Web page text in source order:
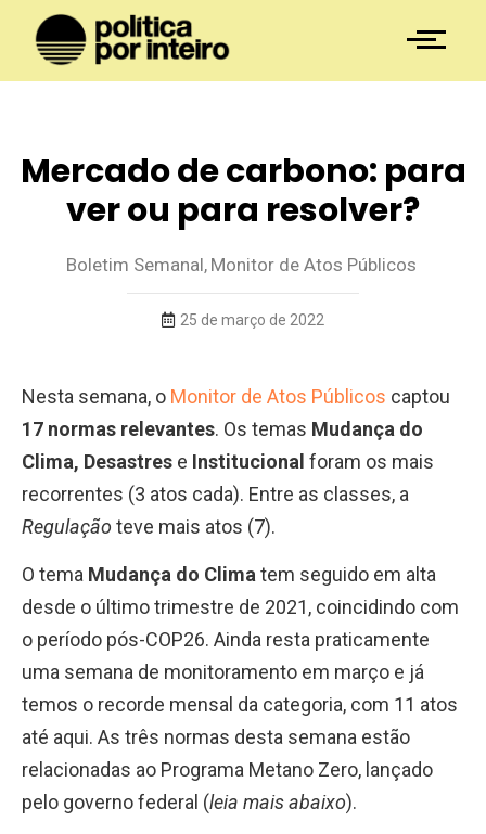
Mercado de carbono: para
ver ou para resolver?
Boletim Semanal, Monitor de Atos Públicos
25 de março de 2022
Nesta semana, o Monitor de Atos Públicos captou
17 normas relevantes. Os temas Mudança do
Clima, Desastres e Institucional foram os mais
recorrentes (3 atos cada). Entre as classes, a
Regulação teve mais atos (7).
O tema Mudança do Clima tem seguido em alta
desde o último trimestre de 2021, coincidindo com
o período pós-COP26. Ainda resta praticamente
uma semana de monitoramento em março e já
temos o recorde mensal da categoria, com 11 atos
até aqui. As três normas desta semana estão
relacionadas ao Programa Metano Zero, lançado
pelo governo federal (leia mais abaixo).